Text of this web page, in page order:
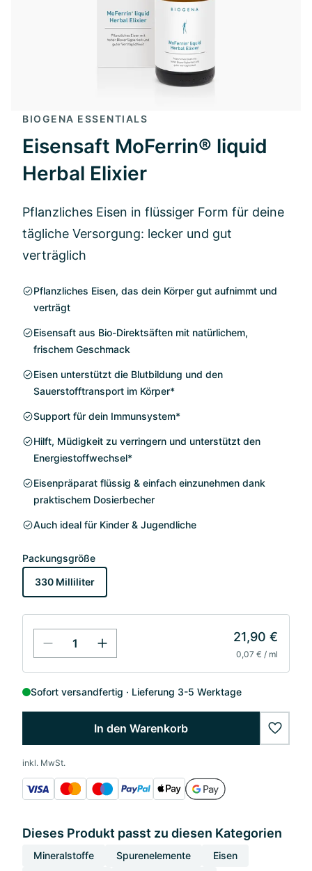
BIOGENA ESSENTIALS
Eisensaft MoFerrin® liquid
Herbal Elixier
Pflanzliches Eisen in flüssiger Form für deine
tägliche Versorgung: lecker und gut
verträglich
Pflanzliches Eisen, das dein Körper gut aufnimmt und
verträgt
Eisensaft aus Bio-Direktsäften mit natürlichem,
frischem Geschmack
Eisen unterstützt die Blutbildung und den
Sauerstofftransport im Körper*
Support für dein Immunsystem*
Hilft, Müdigkeit zu verringern und unterstützt den
Energiestoffwechsel*
Eisenpräparat flüssig & einfach einzunehmen dank
praktischem Dosierbecher
Auch ideal für Kinder & Jugendliche
Packungsgröße
330 Milliliter
21,90 €
0,07 € / ml
Sofort versandfertig Lieferung 3-5 Werktage
In den Warenkorb
inkl. MwSt.
Dieses Produkt passt zu diesen Kategorien
Mineralstoffe Spurenelemente
Eisen